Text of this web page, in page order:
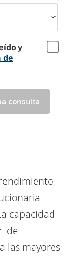
y
de
consulta
capacidad
de
las mayores